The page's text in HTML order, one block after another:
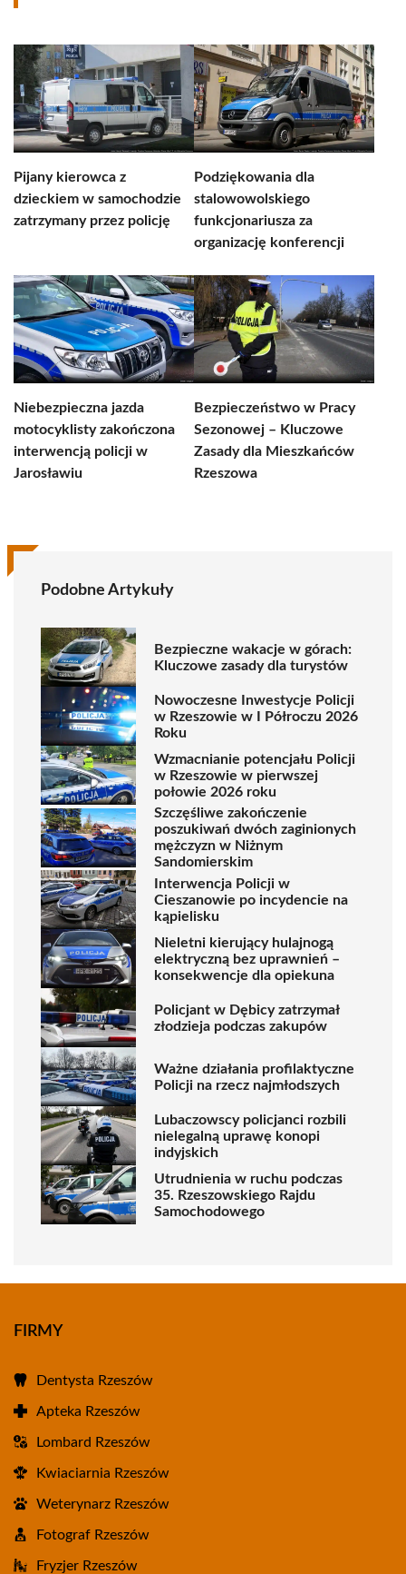
Pijany kierowca z
dzieckiem w samochodzie
zatrzymany przez policję
Podziękowania dla
stalowowolskiego
funkcjonariusza za
organizację konferencji
Niebezpieczna jazda
motocyklisty zakończona
interwencją policji w
Jarosławiu
Bezpieczeństwo w Pracy
Sezonowej – Kluczowe
Zasady dla Mieszkańców
Rzeszowa
Podobne Artykuły
Bezpieczne wakacje w górach:
Kluczowe zasady dla turystów
Nowoczesne Inwestycje Policji
w Rzeszowie w I Półroczu 2026
Roku
Wzmacnianie potencjału Policji
w Rzeszowie w pierwszej
połowie 2026 roku
Szczęśliwe zakończenie
poszukiwań dwóch zaginionych
mężczyzn w Niżnym
Sandomierskim
Interwencja Policji w
Cieszanowie po incydencie na
kąpielisku
Nieletni kierujący hulajnogą
elektryczną bez uprawnień –
konsekwencje dla opiekuna
Policjant w Dębicy zatrzymał
złodzieja podczas zakupów
Ważne działania profilaktyczne
Policji na rzecz najmłodszych
Lubaczowscy policjanci rozbili
nielegalną uprawę konopi
indyjskich
Utrudnienia w ruchu podczas
35. Rzeszowskiego Rajdu
Samochodowego
FIRMY
Dentysta Rzeszów
Apteka Rzeszów
Lombard Rzeszów
Kwiaciarnia Rzeszów
Weterynarz Rzeszów
Fotograf Rzeszów
Fryzjer Rzeszów